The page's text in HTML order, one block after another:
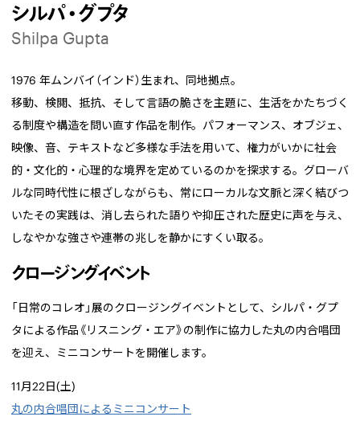
シルパ・グプタ
Shilpa Gupta
1976 年ムンバイ（インド）生まれ、同地拠点。
移動、検閲、抵抗、そして言語の脆さを主題に、生活をかたちづく
る制度や構造を問い直す作品を制作。パフォーマンス、オブジェ、
映像、音、テキストなど多様な手法を用いて、権力がいかに社会
的・文化的・心理的な境界を定めているのかを探求する。グローバ
ルな同時代性に根ざしながらも、常にローカルな文脈と深く結びつ
いたその実践は、消し去られた語りや抑圧された歴史に声を与え、
しなやかな強さや連帯の兆しを静かにすくい取る。
クロージングイベント
「日常のコレオ」展のクロージングイベントとして、シルパ・グプ
タによる作品《リスニング・エア》の制作に協力した丸の内合唱団
を迎え、ミニコンサートを開催します。
11月22日(土)
丸の内合唱団によるミニコンサート